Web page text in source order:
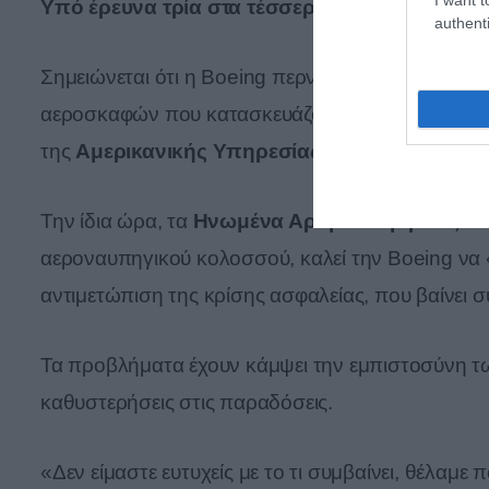
Υπό έρευνα τρία στα τέσσερα μοντέλα
Σημειώνεται ότι η Boeing περνά μία δύσκολη
αεροσκαφών που κατασκευάζονται σήμερα από
της Αμερικανικής Υπηρεσίας Πολιτικής
Την ίδια ώρα, τα Ηνωμένα Αραβικά Εμιράτα,
αεροναυπηγικού κολοσσού, καλεί την Boeing να
αντιμετώπιση της κρίσης ασφαλείας, που βαίνει
Τα προβλήματα έχουν κάμψει την εμπιστοσύνη
καθυστερήσεις στις παραδόσεις.
«Δεν είμαστε ευτυχείς με το τι συμβαίνει,